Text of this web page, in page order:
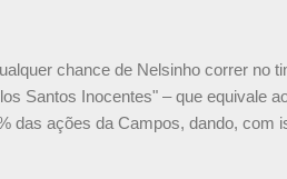
chance de Nelsinho correr no
Santos Inocentes" – que equivale
das ações da Campos, dando, com